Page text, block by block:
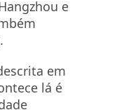
e
em
lá é